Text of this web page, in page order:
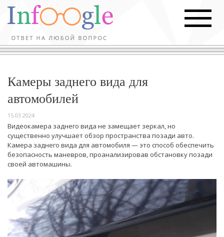
Камеры заднего вида для
автомобилей
15.03.2024
Видеокамера заднего вида не замещает зеркал, но
существенно улучшает обзор пространства позади авто.
Камера заднего вида для автомобиля — это способ обеспечить
безопасность маневров, проанализировав обстановку позади
своей автомашины.